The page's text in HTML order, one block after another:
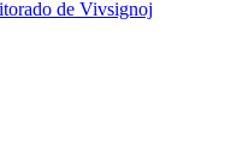
de Vivsignoj